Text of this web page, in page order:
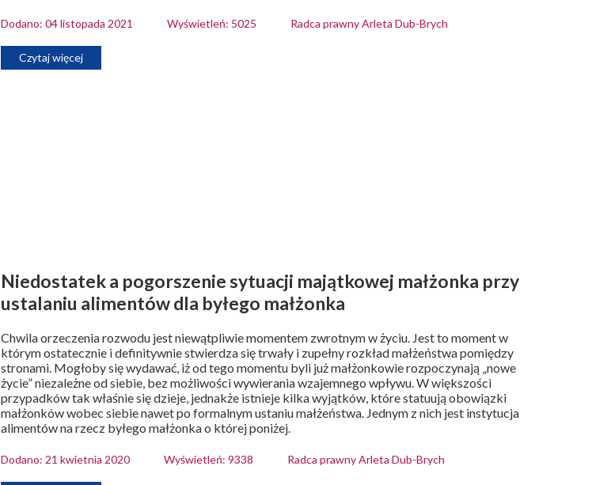
Dodano: 04 listopada 2021 Wyświetleń: 5025 Radca prawny Arleta Dub-Brych
Czytaj więcej
Niedostatek a pogorszenie sytuacji majątkowej małżonka przy
ustalaniu alimentów dla byłego małżonka
Chwila orzeczenia rozwodu jest niewątpliwie momentem zwrotnym w życiu. Jest to moment w
którym ostatecznie i definitywnie stwierdza się trwały i zupełny rozkład małżeństwa pomiędzy
stronami. Mogłoby się wydawać, iż od tego momentu byli już małżonkowie rozpoczynają „nowe
życie” niezależne od siebie, bez możliwości wywierania wzajemnego wpływu. W większości
przypadków tak właśnie się dzieje, jednakże istnieje kilka wyjątków, które statuują obowiązki
małżonków wobec siebie nawet po formalnym ustaniu małżeństwa. Jednym z nich jest instytucja
alimentów na rzecz byłego małżonka o której poniżej.
Dodano: 21 kwietnia 2020 Wyświetleń: 9338 Radca prawny Arleta Dub-Brych